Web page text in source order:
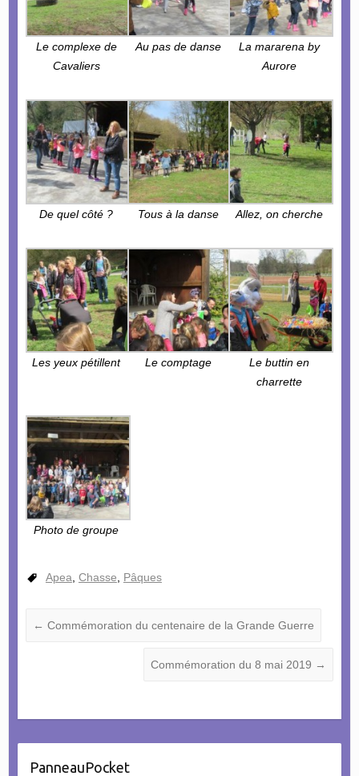
Le complexe de
Cavaliers
Au pas de danse
La mararena by
Aurore
De quel côté ? Tous à la danse Allez, on cherche
Les yeux pétillent Le comptage
Le buttin en
charrette
Photo de groupe
Apea Chasse Pâques
← Commémoration du centenaire de la Grande Guerre
Commémoration du 8 mai 2019 →
PanneauPocket